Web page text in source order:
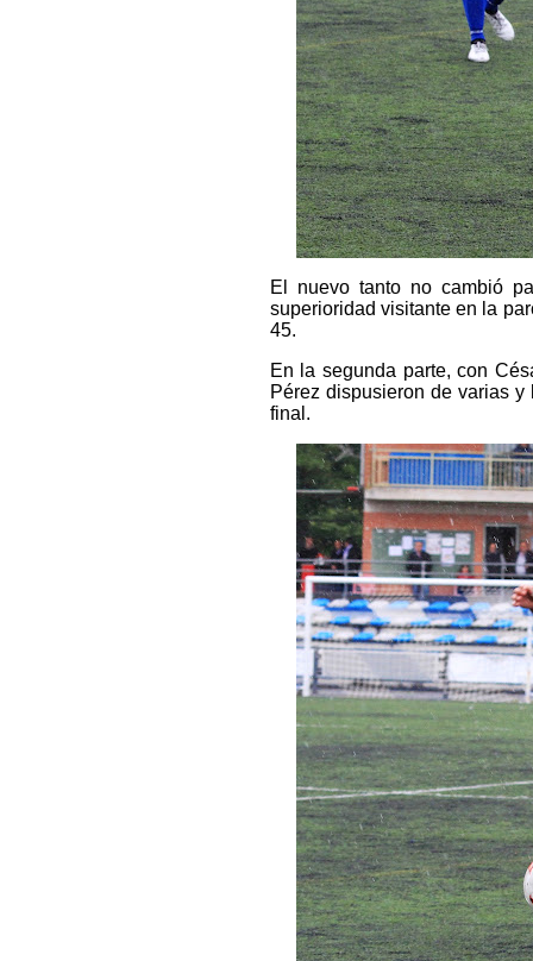
El nuevo tanto no cambió
superioridad visitante en la
45.
En la segunda parte, con
Pérez dispusieron de varias
final.